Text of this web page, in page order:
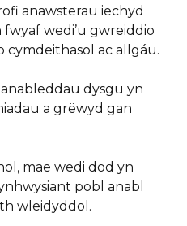
anawsterau iechyd
wedi’u gwreiddio
ac allgáu.
dysgu yn
a grëwyd gan
mae wedi dod yn
pobl anabl
wleidyddol.